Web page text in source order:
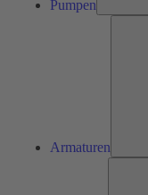
Pumpen
Armaturen